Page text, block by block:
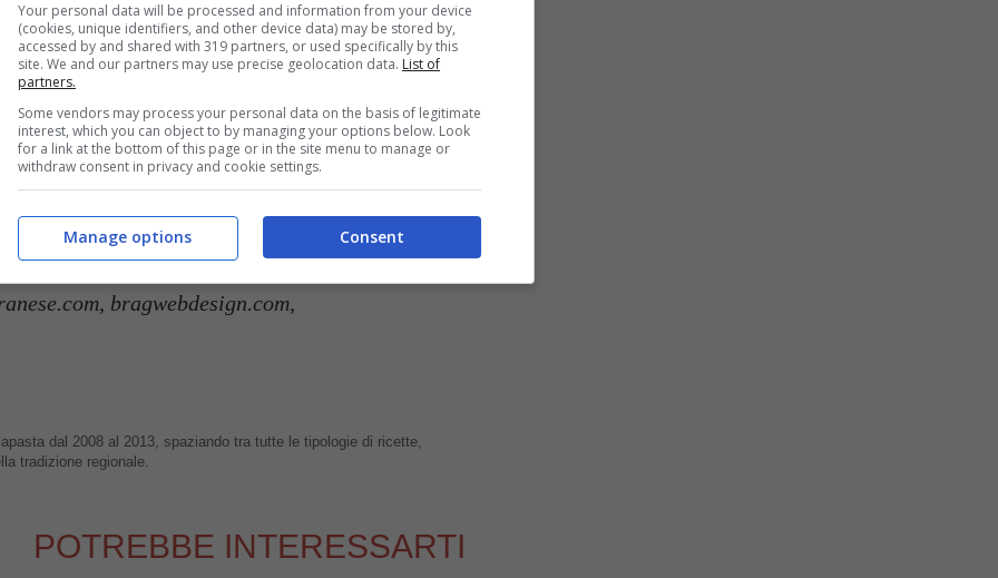
il sughetto asciugasse troppo (utilizzate anche
unite le
questetrippe accomodatecon formaggio
, è un pochino calorica, ma in Inverno di tanto in
perdere la tradizione, sia perchè è un piatto
bragwebdesign.com,
dal 2008 al 2013, spaziando tra tutte le tipologie di ricette,
tradizione regionale.
POTREBBE INTERESSARTI
Your personal data will be processed and information from your device
(cookies, unique identifiers, and other device data) may be stored by,
accessed by and shared with 319 partners, or used specifically by this
site. We and our partners may use precise geolocation data. List of
partners.
Some vendors may process your personal data on the basis of legitimate
interest, which you can object to by managing your options below. Look
for a link at the bottom of this page or in the site menu to manage or
withdraw consent in privacy and cookie settings.
Consent
Manage options